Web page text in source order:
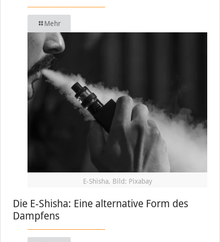
Mehr
E-Shisha, Bild: Pixabay
Die E-Shisha: Eine alternative Form des
Dampfens